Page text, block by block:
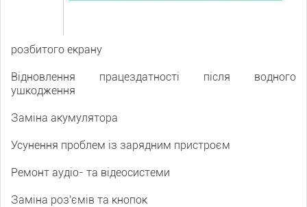
розбитого екрану
Відновлення працездатності після водного
ушкодження
Заміна акумулятора
Усунення проблем із зарядним пристроєм
Ремонт аудіо- та відеосистеми
Заміна роз'ємів та кнопок